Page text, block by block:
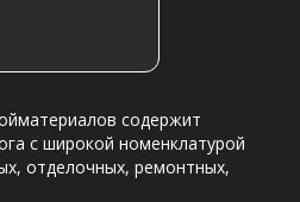
содержит
с широкой номенклатурой
отделочных, ремонтных,